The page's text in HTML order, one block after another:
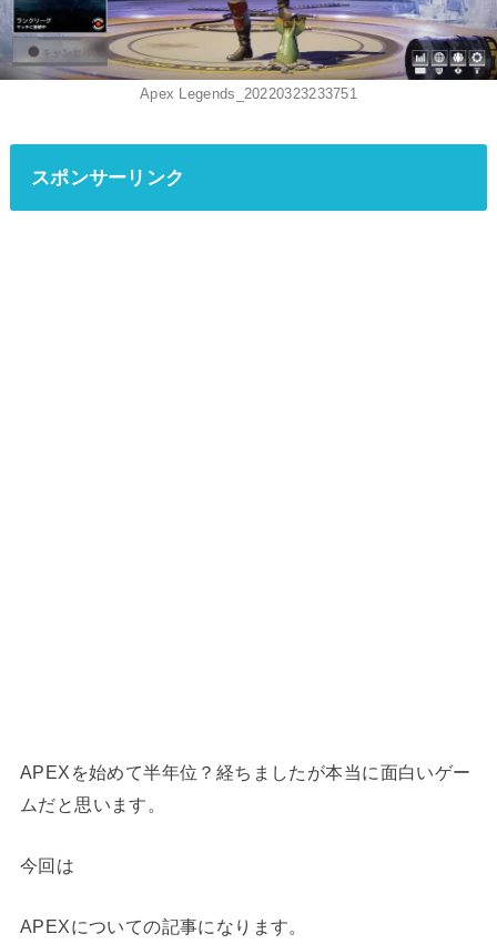
Apex Legends_20220323233751
スポンサーリンク
APEXを始めて半年位？経ちましたが本当に面白いゲー
ムだと思います。
今回は
APEXについての記事になります。